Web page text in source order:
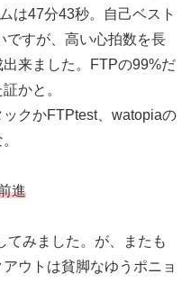
は47分43秒。自己ベスト
ですが、高い心拍数を長
来ました。FTPの99%だ
かと。
クかFTPtest、watopiaの
進
てみました。が、またも
ウトは貧脚なゆうポニョ